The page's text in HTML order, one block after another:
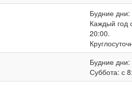
Будние дни:
Каждый год
20:00.
Будние
Суббота: с